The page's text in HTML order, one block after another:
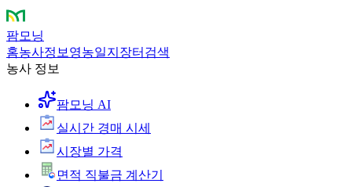
팜모닝
홈농사정보 영농일지 장터 검색
농사 정보
팜모닝 AI
실시간 경매 시세
시장별 가격
면적 직불금 계산기